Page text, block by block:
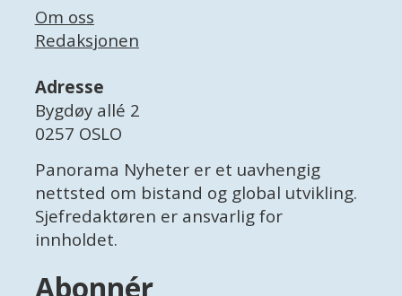
Om oss
Redaksjonen
Adresse
Bygdøy allé 2
0257 OSLO
Panorama Nyheter er et uavhengig
nettsted om bistand og global utvikling.
Sjefredaktøren er ansvarlig for
innholdet.
Abonnér